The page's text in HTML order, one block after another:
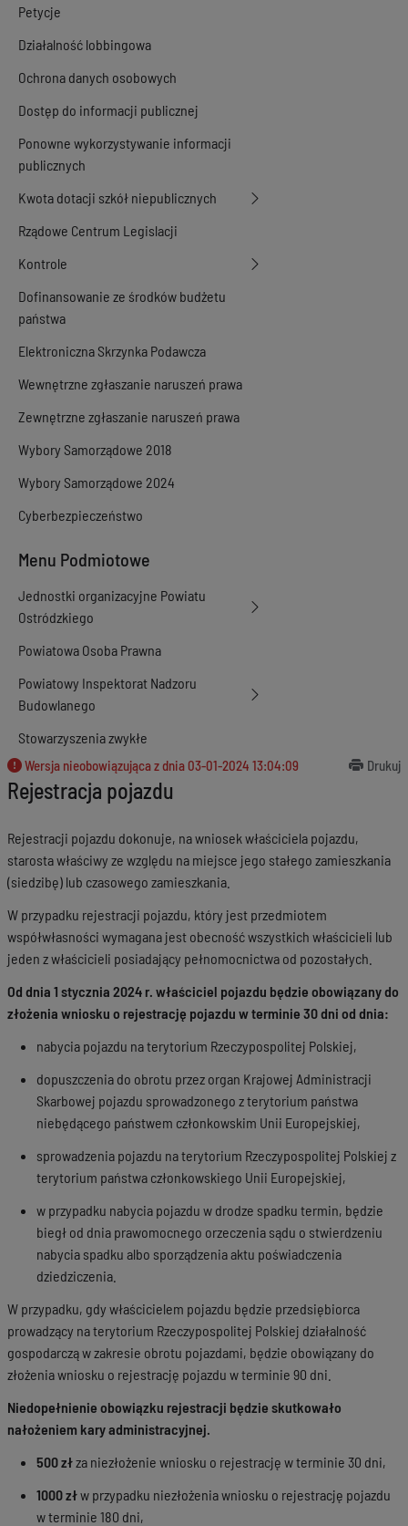
Petycje
Działalność lobbingowa
Ochrona danych osobowych
Dostęp do informacji publicznej
Ponowne wykorzystywanie informacji
publicznych
Kwota dotacji szkół niepublicznych
Rządowe Centrum Legislacji
Kontrole
Dofinansowanie ze środków budżetu
państwa
Elektroniczna Skrzynka Podawcza
Wewnętrzne zgłaszanie naruszeń prawa
Zewnętrzne zgłaszanie naruszeń prawa
Wybory Samorządowe 2018
Wybory Samorządowe 2024
Cyberbezpieczeństwo
Menu Podmiotowe
Jednostki organizacyjne Powiatu
Ostródzkiego
Powiatowa Osoba Prawna
Powiatowy Inspektorat Nadzoru
Budowlanego
Stowarzyszenia zwykłe
Wersja nieobowiązująca z dnia 03-01-2024 13:04:09 Drukuj
Rejestracja pojazdu
Rejestracji pojazdu dokonuje, na wniosek właściciela pojazdu,
starosta właściwy ze względu na miejsce jego stałego zamieszkania
(siedzibę) lub czasowego zamieszkania.
W przypadku rejestracji pojazdu, który jest przedmiotem
współwłasności wymagana jest obecność wszystkich właścicieli lub
jeden z właścicieli posiadający pełnomocnictwa od pozostałych.
Od dnia 1 stycznia 2024 r. właściciel pojazdu będzie obowiązany do
złożenia wniosku o rejestrację pojazdu w terminie 30 dni od dnia:
nabycia pojazdu na terytorium Rzeczypospolitej Polskiej,
dopuszczenia do obrotu przez organ Krajowej Administracji
Skarbowej pojazdu sprowadzonego z terytorium państwa
niebędącego państwem członkowskim Unii Europejskiej,
sprowadzenia pojazdu na terytorium Rzeczypospolitej Polskiej z
terytorium państwa członkowskiego Unii Europejskiej,
w przypadku nabycia pojazdu w drodze spadku termin, będzie
biegł od dnia prawomocnego orzeczenia sądu o stwierdzeniu
nabycia spadku albo sporządzenia aktu poświadczenia
dziedziczenia.
W przypadku, gdy właścicielem pojazdu będzie przedsiębiorca
prowadzący na terytorium Rzeczypospolitej Polskiej działalność
gospodarczą w zakresie obrotu pojazdami, będzie obowiązany do
złożenia wniosku o rejestrację pojazdu w terminie 90 dni.
Niedopełnienie obowiązku rejestracji będzie skutkowało
nałożeniem kary administracyjnej.
500 złza niezłożenie wniosku o rejestrację w terminie 30 dni,
1000 złw przypadku niezłożenia wniosku o rejestrację pojazdu
w terminie 180 dni,